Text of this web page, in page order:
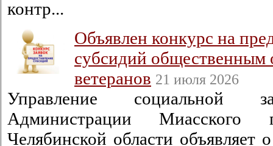
контр...
Объявлен конкурс на
субсидий общественным
ветеранов 21 июля 2026
Управление социальной
Администрации Миасского
Челябинской области объявляет